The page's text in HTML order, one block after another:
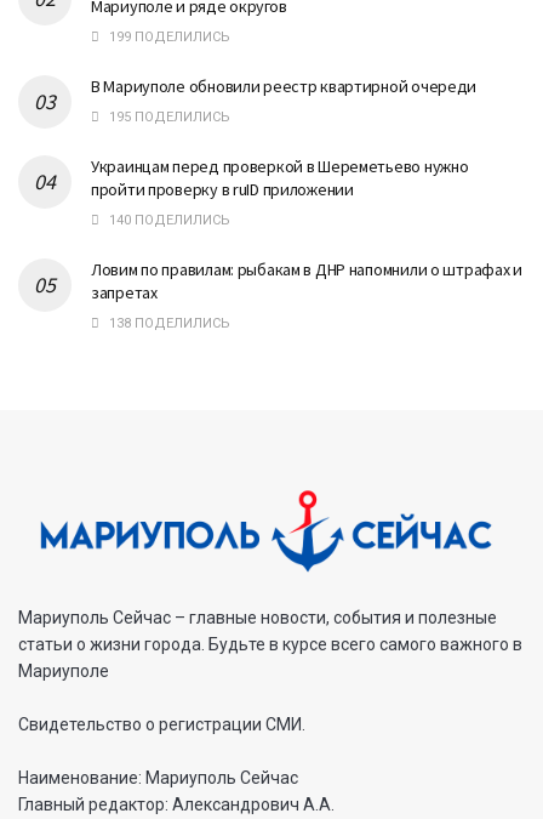
Мариуполе и ряде округов
199 ПОДЕЛИЛИСЬ
В Мариуполе обновили реестр квартирной очереди
195 ПОДЕЛИЛИСЬ
Украинцам перед проверкой в Шереметьево нужно
пройти проверку в ruID приложении
140 ПОДЕЛИЛИСЬ
Ловим по правилам: рыбакам в ДНР напомнили о штрафах и
запретах
138 ПОДЕЛИЛИСЬ
Мариуполь Сейчас – главные новости, события и полезные
статьи о жизни города. Будьте в курсе всего самого важного в
Мариуполе
Свидетельство о регистрации СМИ.
Наименование: Мариуполь Сейчас
Главный редактор: Александрович А.А.